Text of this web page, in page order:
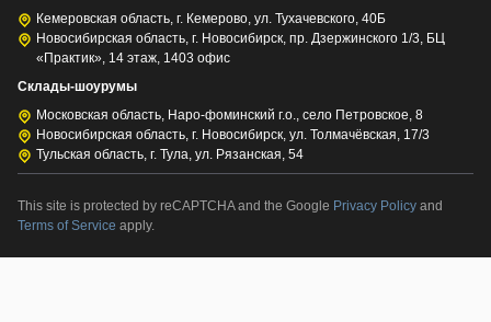
Кемеровская область, г. Кемерово, ул. Тухачевского, 40Б
Новосибирская область, г. Новосибирск, пр. Дзержинского 1/3, БЦ
«Практик», 14 этаж, 1403 офис
Склады-шоурумы
Московская область, Наро-фоминский г.о., село Петровское, 8
Новосибирская область, г. Новосибирск, ул. Толмачёвская, 17/3
Тульская область, г. Тула, ул. Рязанская, 54
This site is protected by reCAPTCHA and the Google Privacy Policy and
Terms of Service apply.